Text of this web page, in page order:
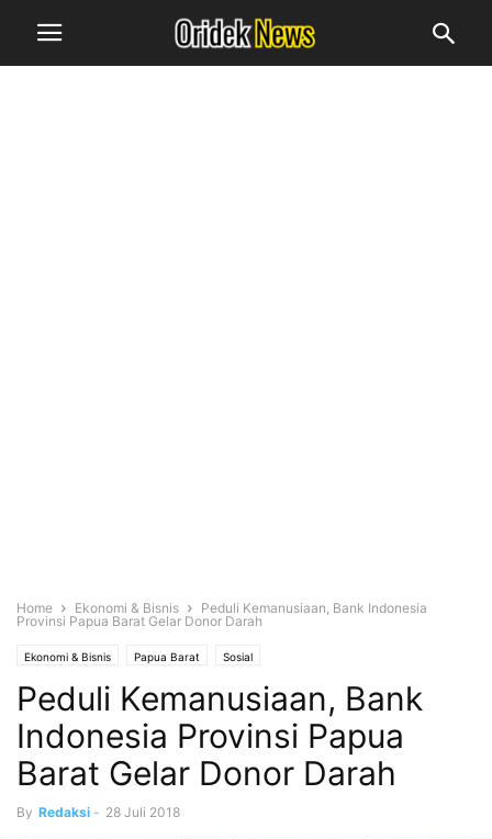
Home Ekonomi & Bisnis
Peduli Kemanusiaan, Bank Indonesia
Provinsi Papua Barat Gelar Donor Darah
Ekonomi & Bisnis Papua Barat Sosial
Peduli Kemanusiaan, Bank
Indonesia Provinsi Papua
Barat Gelar Donor Darah
By Redaksi - 28 Juli 2018